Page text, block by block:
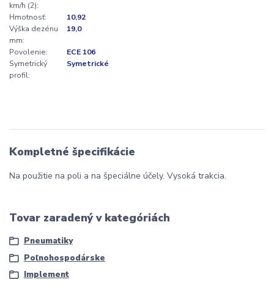
km/h (2):
Hmotnosť:
10,92
Výška dezénu
mm:
19,0
Povolenie:
ECE 106
Symetrický
profil:
Symetrické
Kompletné špecifikácie
Na použitie na poli a na špeciálne účely. Vysoká trakcia.
Tovar zaradený v kategóriách
Pneumatiky
Poľnohospodárske
Implement